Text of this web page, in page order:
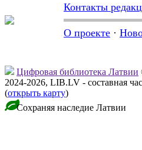
Контакты
О проекте ·
Цифровая библиотека Латвии
2024-2026, LIB.LV - составная
(открыть карту)
Сохраняя наследие Латвии